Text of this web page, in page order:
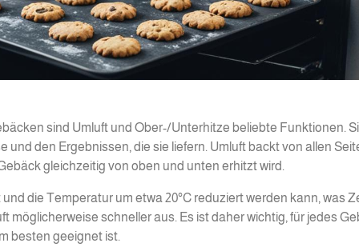
sind Umluft und Ober-/Unterhitze beliebte Funktionen.
den Ergebnissen, die sie liefern. Umluft backt von allen
gleichzeitig von oben und unten erhitzt wird.
die Temperatur um etwa 20°C reduziert werden kann, was
möglicherweise schneller aus. Es ist daher wichtig, für jedes
besten geeignet ist.